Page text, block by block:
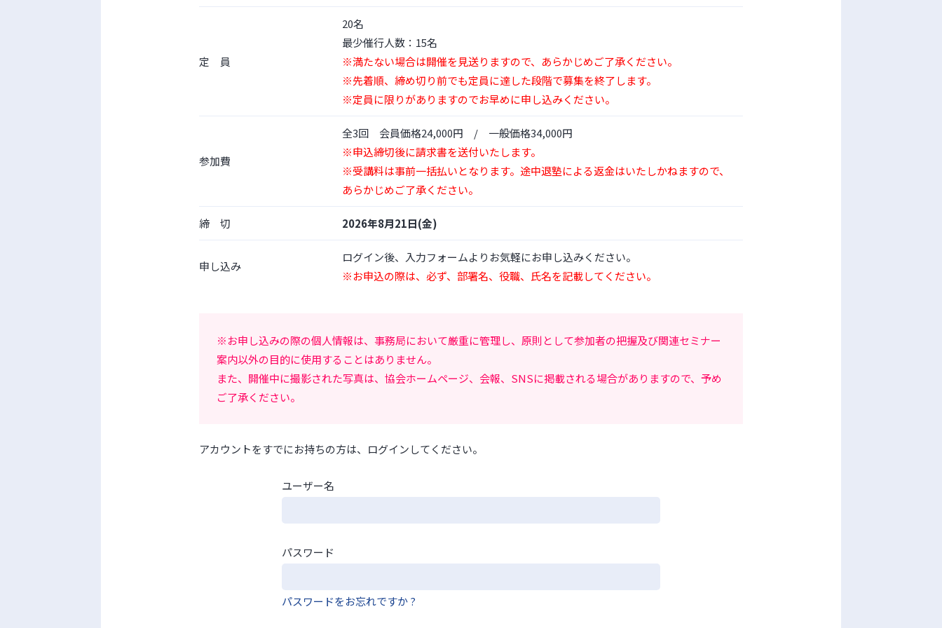
定 員
20名
最少催行人数：15名
※満たない場合は開催を見送りますので、あらかじめご了承ください。
※先着順、締め切り前でも定員に達した段階で募集を終了します。
※定員に限りがありますのでお早めに申し込みください。
参加費
全3回 会員価格24,000円 / 一般価格34,000円
※申込締切後に請求書を送付いたします。
※受講料は事前一括払いとなります。途中退塾による返金はいたしかねますので、
あらかじめご了承ください。
締 切 2026年8月21日(金)
申し込み
ログイン後、入力フォームよりお気軽にお申し込みください。
※お申込の際は、必ず、部署名、役職、氏名を記載してください。
※お申し込みの際の個人情報は、事務局において厳重に管理し、原則として参加者の把握及び関連セミナー
案内以外の目的に使用することはありません。
また、開催中に撮影された写真は、協会ホームページ、会報、SNSに掲載される場合がありますので、予め
ご了承ください。
アカウントをすでにお持ちの方は、ログインしてください。
ユーザー名
パスワード
パスワードをお忘れですか ?